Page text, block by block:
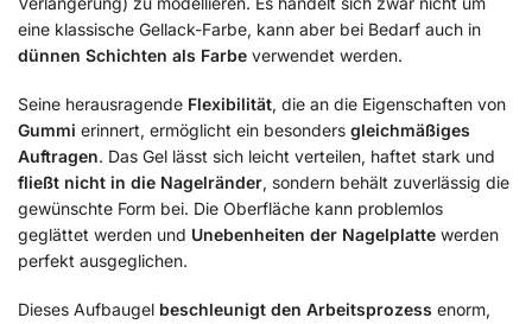
eine klassische Gellack-Farbe, kann aber bei Bedarf auch in
dünnen Schichten als Farbe verwendet werden.
Seine herausragende Flexibilität, die an die Eigenschaften von
Gummi erinnert, ermöglicht ein besonders gleichmäßiges
Auftragen. Das Gel lässt sich leicht verteilen, haftet stark und
fließt nicht in die Nagelränder, sondern behält zuverlässig die
gewünschte Form bei. Die Oberfläche kann problemlos
geglättet werden und Unebenheiten der Nagelplatte werden
perfekt ausgeglichen.
Dieses Aufbaugel beschleunigt den Arbeitsprozess enorm,